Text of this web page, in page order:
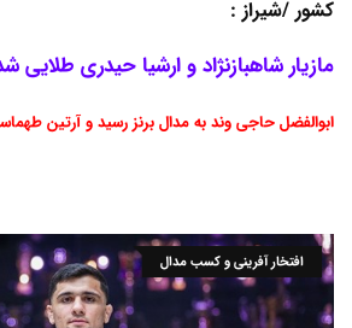
کشور /شیراز :
مازیار شاهبازنژاد و ارشیا حیدری طلایی
ابوالفضل حاجی وند به مدال برنز رسید و آرتین
افتخار آفرینی و کسب مدال